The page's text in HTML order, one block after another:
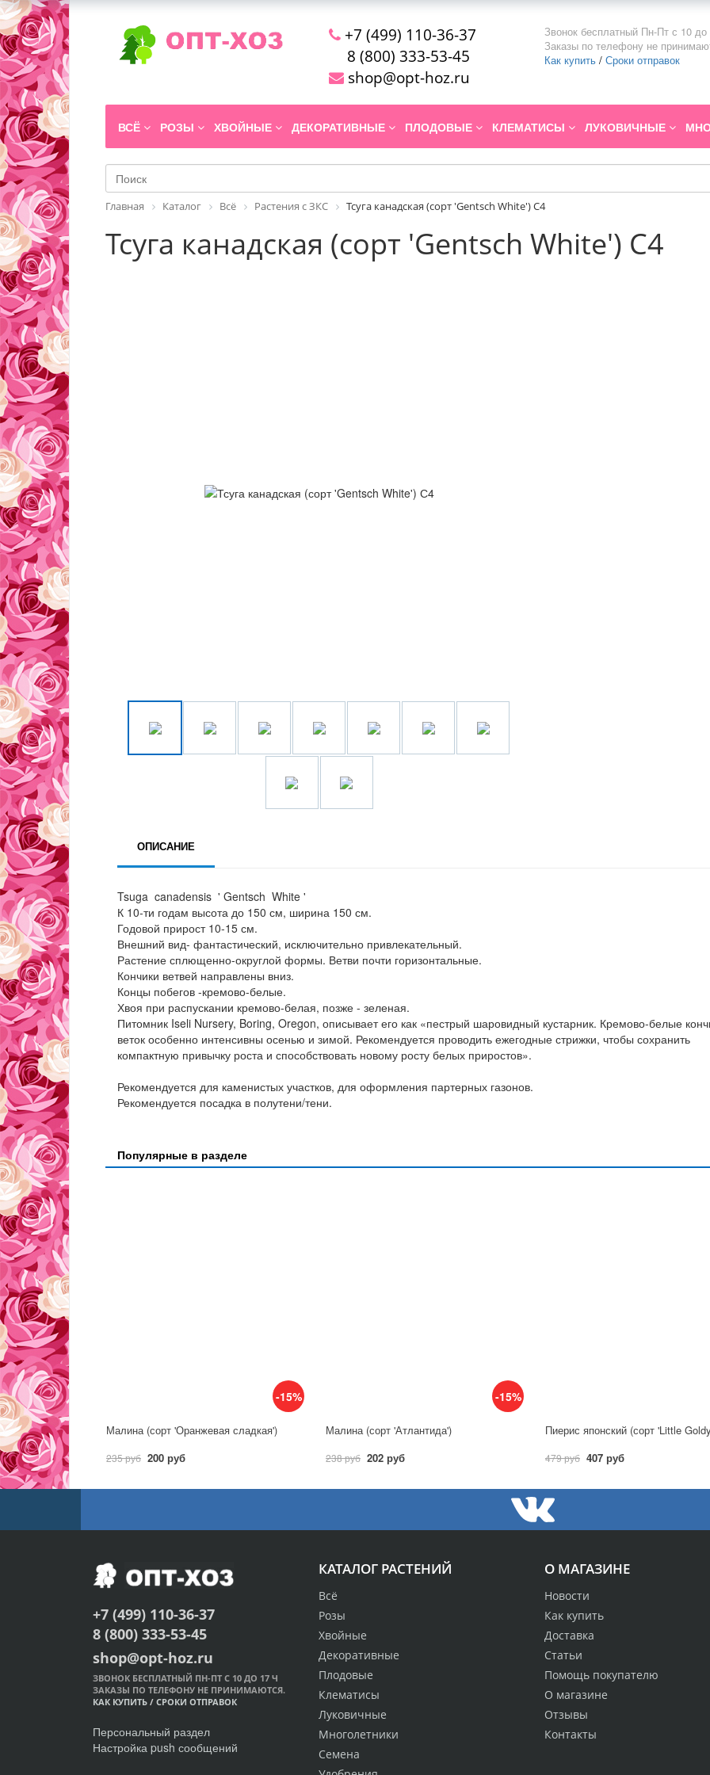
+7 (499) 110-36-37
8 (800) 333-53-45
shop@opt-hoz.ru
Звонок бесплатный Пн-Пт с 10 до
Заказы по телефону не
Как купить / Сроки отправок
ВСЁ РОЗЫ ХВОЙНЫЕ ДЕКОРАТИВНЫЕ ПЛОДОВЫЕ КЛЕМАТИСЫ ЛУКОВИЧНЫЕ
Главная Каталог Всё Растения с ЗКС Тсуга канадская (сорт 'Gentsch White') С4
Тсуга канадская (сорт 'Gentsch White') С4
ОПИСАНИЕ
Tsuga canadensis ' Gentsch White '
К 10-ти годам высота до 150 см, ширина 150 см.
Годовой прирост 10-15 см.
Внешний вид- фантастический, исключительно привлекательный.
Растение сплющенно-округлой формы. Ветви почти горизонтальные.
Кончики ветвей направлены вниз.
Концы побегов -кремово-белые.
Хвоя при распускании кремово-белая, позже - зеленая.
Питомник Iseli Nursery, Boring, Oregon, описывает его как «пестрый шаровидный кустарник. Кремово-белые
веток особенно интенсивны осенью и зимой. Рекомендуется проводить ежегодные стрижки, чтобы сохранить
компактную привычку роста и способствовать новому росту белых приростов».
Рекомендуется для каменистых участков, для оформления партерных газонов.
Рекомендуется посадка в полутени/тени.
Популярные в разделе
-15%
Малина (сорт 'Оранжевая сладкая')
235 руб 200 руб
-15%
Малина (сорт 'Атлантида')
238 руб 202 руб
Пиерис японский (сорт 'Little
479 руб 407 руб
О МАГАЗИНЕ
Новости
Как купить
Доставка
Статьи
Помощь покупателю
О магазине
Отзывы
Контакты
КАТАЛОГ РАСТЕНИЙ
Всё
Розы
Хвойные
Декоративные
Плодовые
Клематисы
Луковичные
Многолетники
Семена
+7 (499) 110-36-37
8 (800) 333-53-45
shop@opt-hoz.ru
ЗВОНОК БЕСПЛАТНЫЙ ПН-ПТ С 10 ДО 17 Ч
ЗАКАЗЫ ПО ТЕЛЕФОНУ НЕ ПРИНИМАЮТСЯ.
КАК КУПИТЬ / СРОКИ ОТПРАВОК
Персональный раздел
Настройка push сообщений